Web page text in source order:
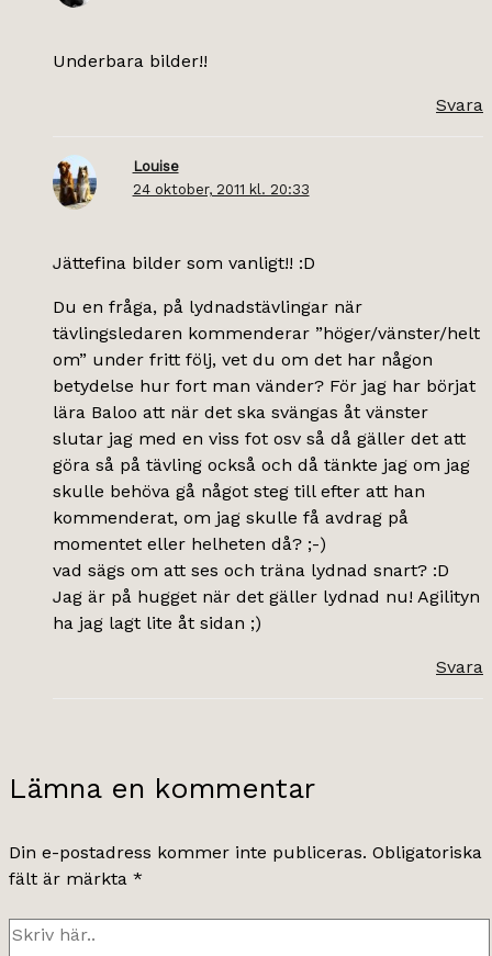
Underbara bilder!!
Svara
Louise
24 oktober, 2011 kl. 20:33
Jättefina bilder som vanligt!! :D
Du en fråga, på lydnadstävlingar när
tävlingsledaren kommenderar ”höger/vänster/helt
om” under fritt följ, vet du om det har någon
betydelse hur fort man vänder? För jag har börjat
lära Baloo att när det ska svängas åt vänster
slutar jag med en viss fot osv så då gäller det att
göra så på tävling också och då tänkte jag om jag
skulle behöva gå något steg till efter att han
kommenderat, om jag skulle få avdrag på
momentet eller helheten då? ;-)
vad sägs om att ses och träna lydnad snart? :D
Jag är på hugget när det gäller lydnad nu! Agilityn
ha jag lagt lite åt sidan ;)
Svara
Lämna en kommentar
Din e-postadress kommer inte publiceras. Obligatoriska
fält är märkta *
Skriv